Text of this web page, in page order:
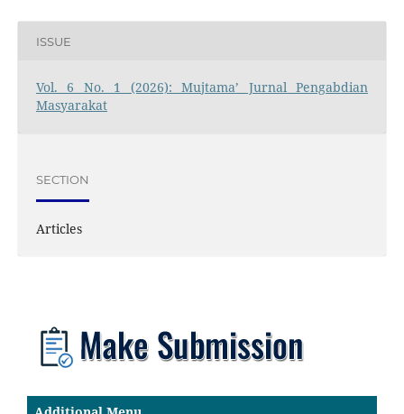
ISSUE
Vol. 6 No. 1 (2026): Mujtama’ Jurnal Pengabdian
Masyarakat
SECTION
Articles